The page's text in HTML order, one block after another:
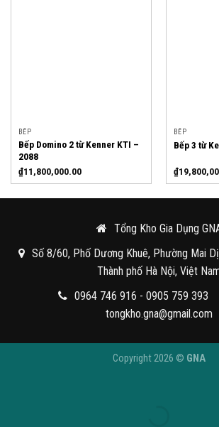
BẾP
Bếp Domino 2 từ Kenner KTI –
2088
₫11,800,000.00
BẾP
Bếp 3 từ
₫
Tổng Kho Gia Dụng
Số 8/60, Phố Dương Khuê, Phường Mai
Thành phố Hà Nội, Việt
0964 746 916 - 0905 759 393
tongkho.gna@gmail.com
Copyright 2026 © GNA